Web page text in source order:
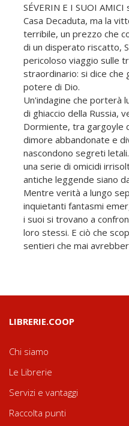
SÉVERIN E I SUOI
Casa Decaduta, ma la
terribile, un prezzo che
di un disperato riscatto,
pericoloso viaggio sulle
straordinario: si dice che
potere di Dio.
Un'indagine che porterà
di ghiaccio della Russia,
Dormiente, tra gargoyle
dimore abbandonate e
nascondono segreti
una serie di omicidi
antiche leggende siano
Mentre verità a lungo
inquietanti fantasmi
i suoi si trovano a
loro stessi. E ciò che
sentieri che mai
LIBRERIE.COOP
Chi siamo
Le Librerie
Servizi e vantaggi
Raccolta punti